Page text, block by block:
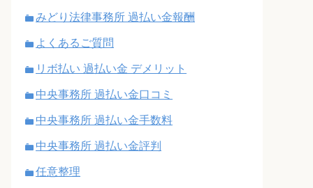
みどり法律事務所 過払い金報酬
よくあるご質問
リボ払い 過払い金 デメリット
中央事務所 過払い金口コミ
中央事務所 過払い金手数料
中央事務所 過払い金評判
任意整理